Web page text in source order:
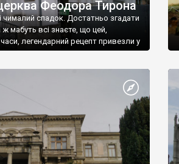
Феодора Тирона
чималий спадок. Достатньо згадати
ж мабуть всі знаєте, що цей,
часи, легендарний рецепт привезли у